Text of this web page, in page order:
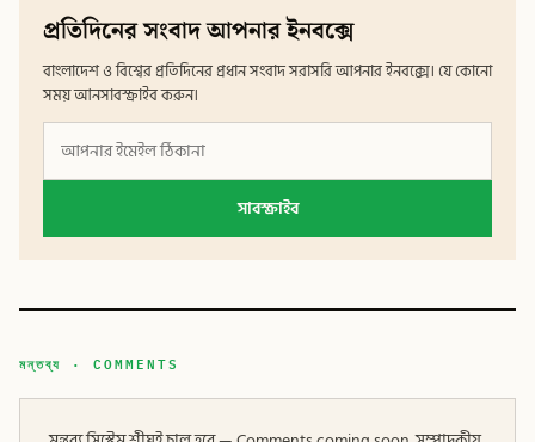
প্রতিদিনের সংবাদ আপনার ইনবক্সে
বাংলাদেশ ও বিশ্বের প্রতিদিনের প্রধান সংবাদ সরাসরি আপনার ইনবক্সে। যে কোনো
সময় আনসাবস্ক্রাইব করুন।
সাবস্ক্রাইব
মন্তব্য · COMMENTS